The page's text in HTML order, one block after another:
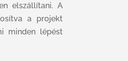
elszállítani. A
a projekt
minden lépést